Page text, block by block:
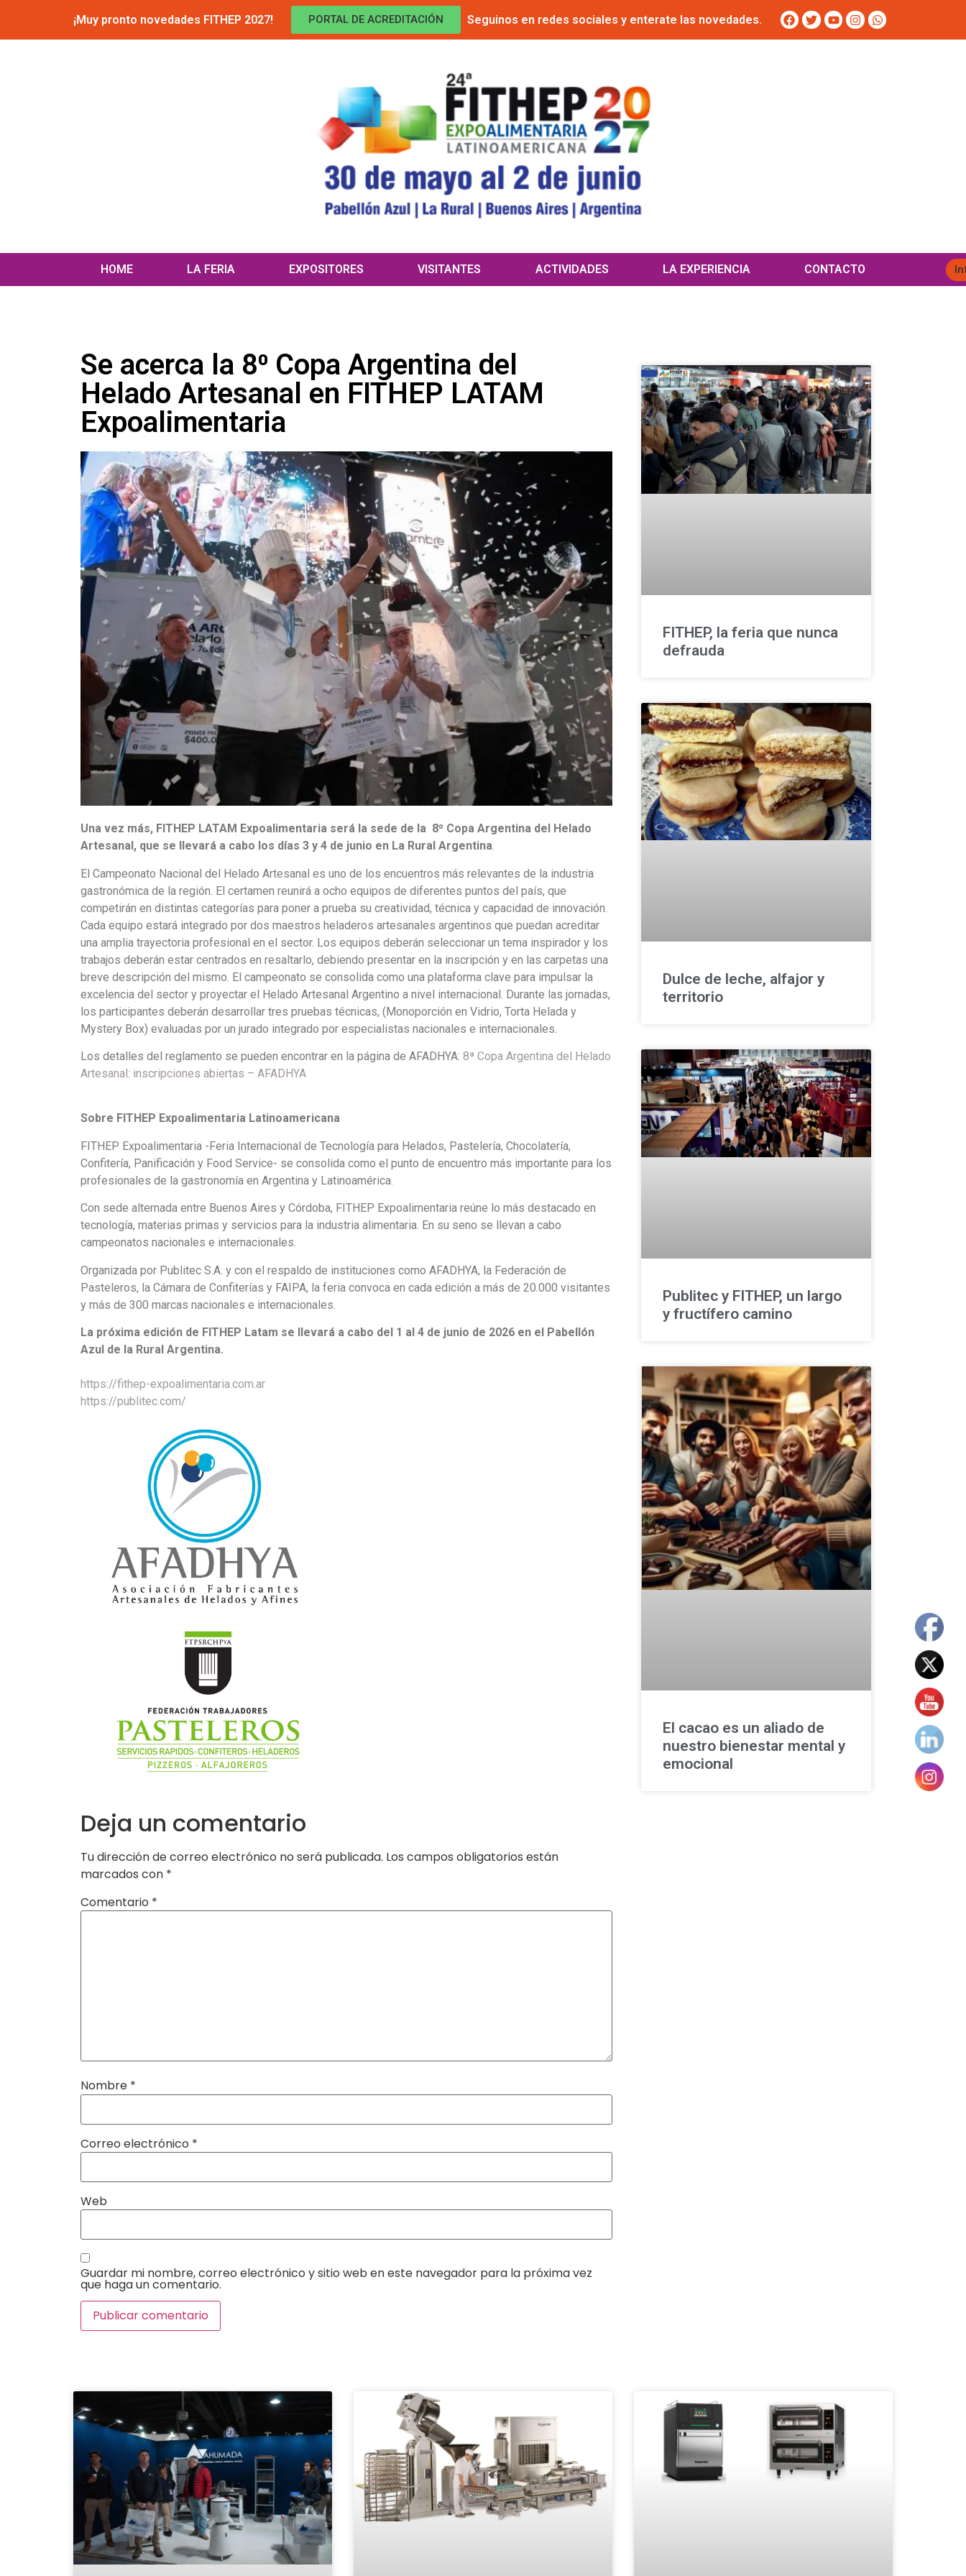
Seguinos en redes sociales y enterate las novedades.
PORTAL DE ACREDITACIÓN
¡Muy pronto novedades FITHEP 2027!
HOME LA FERIA EXPOSITORES VISITANTES ACTIVIDADES LA EXPERIENCIA CONTACTO
Se acerca la 8⁰ Copa Argentina del
Helado Artesanal en FITHEP LATAM
Expoalimentaria
Una vez más, FITHEP LATAM Expoalimentaria será la sede de la 8⁰ Copa Argentina del Helado
Artesanal, que se llevará a cabo los días 3 y 4 de junio en La Rural Argentina.
El Campeonato Nacional del Helado Artesanal es uno de los encuentros más relevantes de la industria
gastronómica de la región. El certamen reunirá a ocho equipos de diferentes puntos del país, que
competirán en distintas categorías para poner a prueba su creatividad, técnica y capacidad de innovación.
Cada equipo estará integrado por dos maestros heladeros artesanales argentinos que puedan acreditar
una amplia trayectoria profesional en el sector. Los equipos deberán seleccionar un tema inspirador y los
trabajos deberán estar centrados en resaltarlo, debiendo presentar en la inscripción y en las carpetas una
breve descripción del mismo. El campeonato se consolida como una plataforma clave para impulsar la
excelencia del sector y proyectar el Helado Artesanal Argentino a nivel internacional. Durante las jornadas,
los participantes deberán desarrollar tres pruebas técnicas, (Monoporción en Vidrio, Torta Helada y
Mystery Box) evaluadas por un jurado integrado por especialistas nacionales e internacionales.
Los detalles del reglamento se pueden encontrar en la página de AFADHYA: 8ª Copa Argentina del Helado
Artesanal: inscripciones abiertas – AFADHYA
Sobre FITHEP Expoalimentaria Latinoamericana
FITHEP Expoalimentaria -Feria Internacional de Tecnología para Helados, Pastelería, Chocolatería,
Confitería, Panificación y Food Service- se consolida como el punto de encuentro más importante para los
profesionales de la gastronomía en Argentina y Latinoamérica.
Con sede alternada entre Buenos Aires y Córdoba, FITHEP Expoalimentaria reúne lo más destacado en
tecnología, materias primas y servicios para la industria alimentaria. En su seno se llevan a cabo
campeonatos nacionales e internacionales.
Organizada por Publitec S.A. y con el respaldo de instituciones como AFADHYA, la Federación de
Pasteleros, la Cámara de Confiterías y FAIPA, la feria convoca en cada edición a más de 20.000 visitantes
y más de 300 marcas nacionales e internacionales.
La próxima edición de FITHEP Latam se llevará a cabo del 1 al 4 de junio de 2026 en el Pabellón
Azul de la Rural Argentina.
https://fithep-expoalimentaria.com.ar
https://publitec.com/
Deja un comentario
Tu dirección de correo electrónico no será publicada. Los campos obligatorios están
marcados con *
Comentario *
Nombre *
Correo electrónico *
Web
Guardar mi nombre, correo electrónico y sitio web en este navegador para la próxima vez
que haga un comentario.
FITHEP, la feria que nunca
defrauda
Dulce de leche, alfajor y
territorio
Publitec y FITHEP, un largo
y fructífero camino
El cacao es un aliado de
nuestro bienestar mental y
emocional